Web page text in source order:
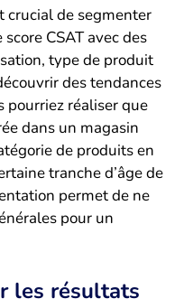
crucial de segmenter
CSAT avec des
type de produit
des tendances
pourriez réaliser que
dans un magasin
de produits en
tranche d’âge de
permet de ne
pour un
les résultats